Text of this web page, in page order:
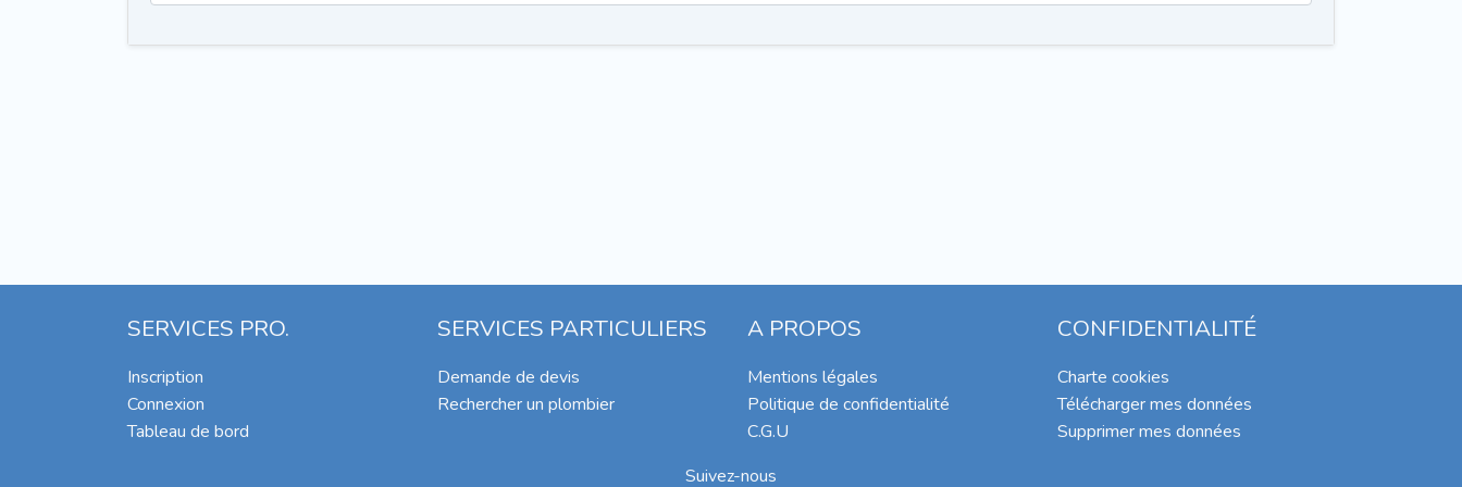
SERVICES PRO.
Inscription
Connexion
Tableau de bord
SERVICES PARTICULIERS
Demande de devis
Rechercher un plombier
A PROPOS
Mentions légales
Politique de confidentialité
C.G.U
CONFIDENTIALITÉ
Charte cookies
Télécharger mes données
Supprimer mes données
Suivez-nous